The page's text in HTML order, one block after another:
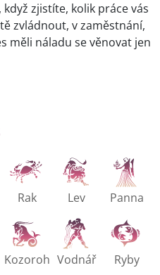
zjistíte, kolik práce vás
zvládnout, v zaměstnání,
měli náladu se věnovat jen
Rak Lev Panna
Kozoroh Vodnář Ryby